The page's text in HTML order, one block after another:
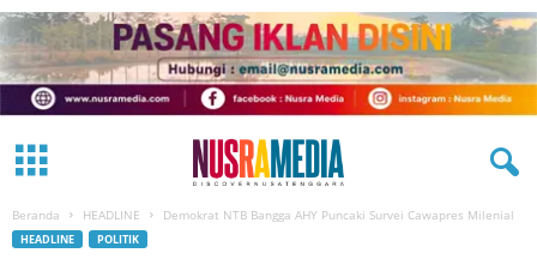
Beranda HEADLINE Demokrat NTB Bangga AHY Puncaki Survei Cawapres Milenial
HEADLINE POLITIK